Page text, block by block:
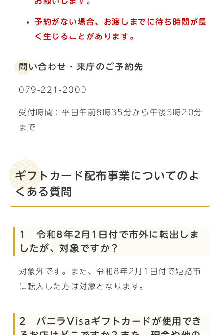
予約がない場合、お渡しまでに待ち時間が長
く生じることがあります。
問い合わせ・来庁のご予約先
079-221-2000
受付時間：平日午前8時35分から午後5時20分
まで
ギフトカード配布事業についてのよ
くある質問
1 令和8年2月1日付で市外に転出しま
したが、対象ですか？
対象外です。また、令和8年2月1日付で姫路市
に転入した方は対象となります。
2 バニラVisaギフトカードが使用でき